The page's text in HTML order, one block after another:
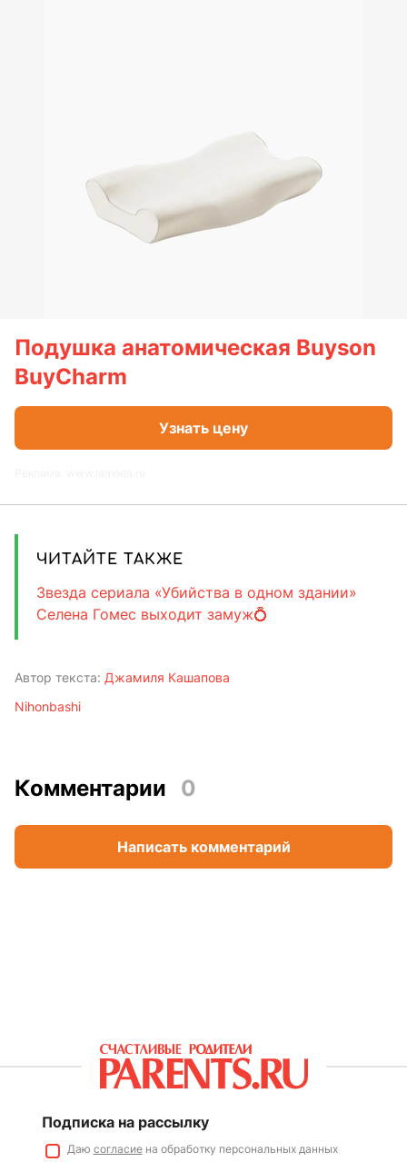
Подушка анатомическая Buyson
BuyCharm
Узнать цену
ЧИТАЙТЕ ТАКЖЕ
Звезда сериала «Убийства в одном здании»
Селена Гомес выходит замуж💍
Автор текста: Джамиля Кашапова
Nihonbashi
Комментарии 0
Написать комментарий
Подписка на рассылку
Даю согласиена обработку персональных данных